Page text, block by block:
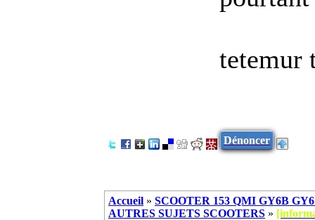
tetemur
Dénoncer
Accueil » SCOOTER 153 QMI GY6B
AUTRES SUJETS SCOOTERS »